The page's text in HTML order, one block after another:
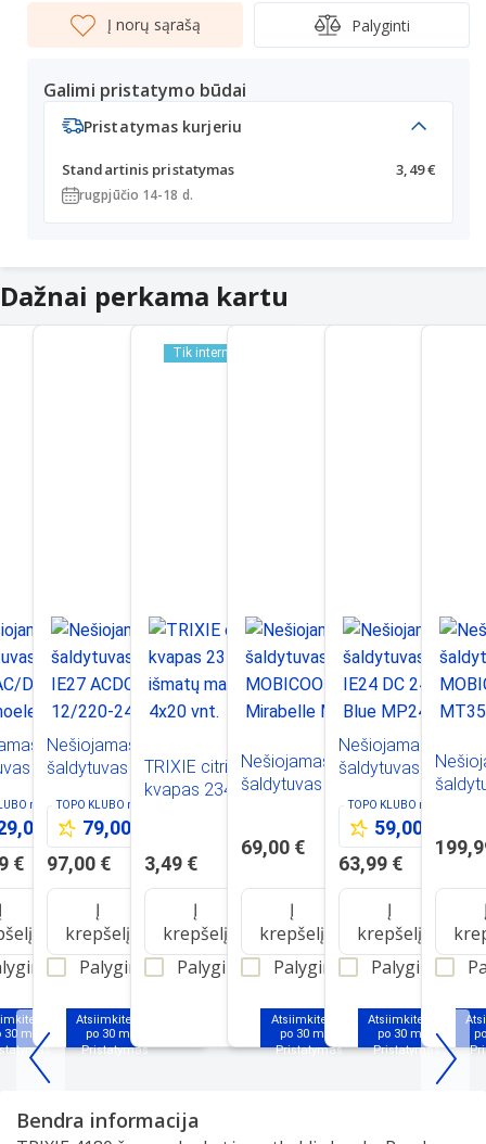
Į norų sąrašą Palyginti
Galimi pristatymo būdai
Pristatymas kurjeriu
Standartinis pristatymas 3,49 €
rugpjūčio 14-18 d.
Dažnai perkama kartu
IGLOO
nariams
€
€
jau
30 min.
Nešiojamas
šaldytuvas IGLOO
IE27 ACDC 12/220-
240V
TOPO KLUBO nariams
79,00 €
97,00 €
Atsiimkite jau
po 30 min.
Į
krepšelį
Palyginti
Tik internetu
TRIXIE citrinų
kvapas 23473 -
3,49 €
Į
krepšelį
Palyginti
Nešiojamas
šaldytuvas
Mirabelle MM 24
DC
69,00 €
Atsiimkite jau
po 30 min.
Į
krepšelį
Palyginti
Nešiojamas
šaldytuvas IGLOO
IE24 DC 24L Ice
Blue MP24
TOPO KLUBO nariams
59,00 €
63,99 €
Atsiimkite jau
po 30 min.
Į
krepšelį
Palyginti
Item
Bendra informacija